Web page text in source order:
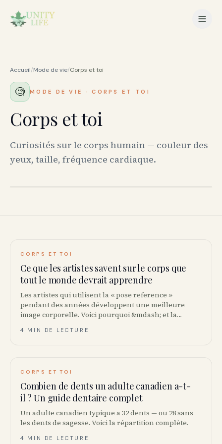
Accueil/Mode de vie/Corps et toi
🧐 MODE DE VIE ·CORPS ET TOI
Corps et toi
Curiosités sur le corps humain — couleur des
yeux, taille, fréquence cardiaque.
CORPS ET TOI
Ce que les artistes savent sur le corps que
tout le monde devrait apprendre
Les artistes qui utilisent la « pose reference »
pendant des années développent une meilleure
image corporelle. Voici pourquoi &mdash; et la
4 MIN DE LECTURE
CORPS ET TOI
Combien de dents un adulte canadien a-t-
il ? Un guide dentaire complet
Un adulte canadien typique a 32 dents — ou 28 sans
les dents de sagesse. Voici la répartition complète.
4 MIN DE LECTURE